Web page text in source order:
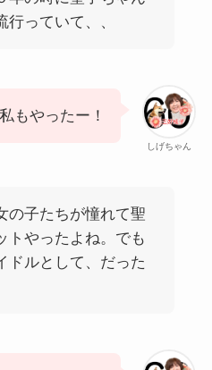
行っていて、、
しげちゃん
私もやったー！
の子たちが憧れて聖
トやったよね。でも
ドルとして、だった